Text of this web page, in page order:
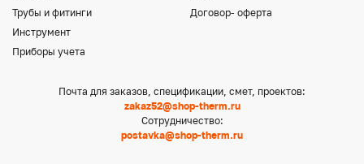
Трубы и фитинги
Инструмент
Приборы учета
Договор- оферта
Почта для заказов, спецификации, смет, проектов:
zakaz52@shop-therm.ru
Сотрудничество:
postavka@shop-therm.ru